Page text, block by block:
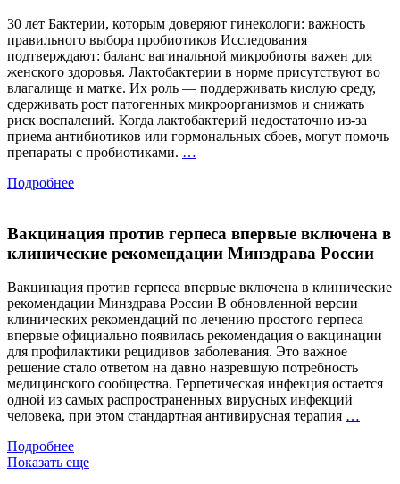
30 лет Бактерии, которым доверяют гинекологи: важность
правильного выбора пробиотиков Исследования
подтверждают: баланс вагинальной микробиоты важен для
женского здоровья. Лактобактерии в норме присутствуют во
влагалище и матке. Их роль — поддерживать кислую среду,
сдерживать рост патогенных микроорганизмов и снижать
риск воспалений. Когда лактобактерий недостаточно из-за
приема антибиотиков или гормональных сбоев, могут помочь
препараты с пробиотиками. …
правильного
выбора
пробиотиков
Подробнее
Вакцинация против герпеса впервые включена в
клинические рекомендации Минздрава России
Вакцинация против герпеса впервые включена в клинические
рекомендации Минздрава России В обновленной версии
клинических рекомендаций по лечению простого герпеса
впервые официально появилась рекомендация о вакцинации
для профилактики рецидивов заболевания. Это важное
решение стало ответом на давно назревшую потребность
медицинского сообщества. Герпетическая инфекция остается
одной из самых распространенных вирусных инфекций
человека, при этом стандартная антивирусная терапия …
Подробнее
Показать еще